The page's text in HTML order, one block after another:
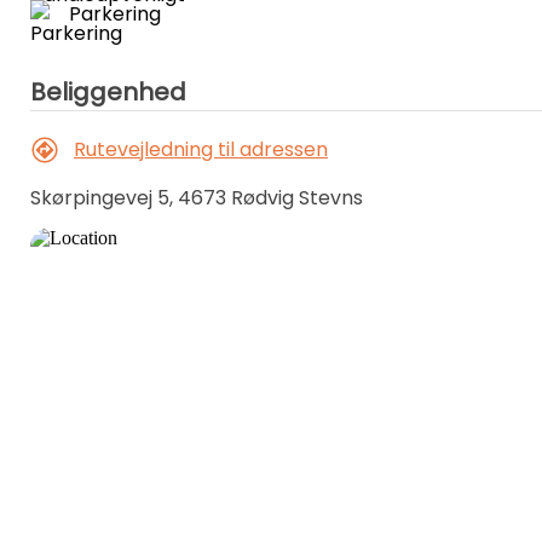
Parkering
Beliggenhed
Rutevejledning til adressen
Skørpingevej 5, 4673 Rødvig Stevns